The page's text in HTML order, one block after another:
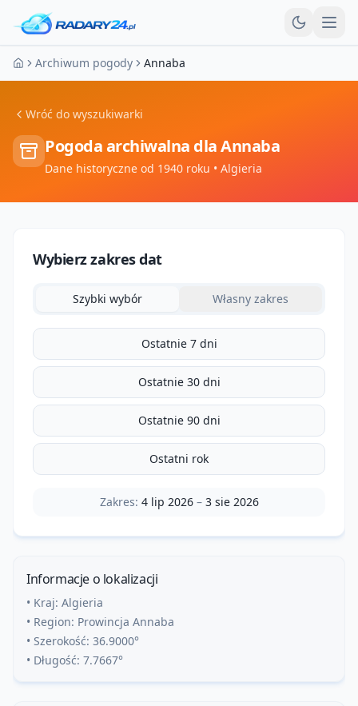
Strona główna
Archiwum pogody Annaba
Wróć do wyszukiwarki
Pogoda archiwalna dlaAnnaba
Dane historyczne od 1940 roku • Algieria
Wybierz zakres dat
Szybki wybór Własny zakres
Ostatnie 7 dni
Ostatnie 30 dni
Ostatnie 90 dni
Ostatni rok
Zakres: 4 lip 2026– 3 sie 2026
Informacje o lokalizacji
• Kraj: Algieria
• Region: Prowincja Annaba
• Szerokość: 36.9000°
• Długość: 7.7667°